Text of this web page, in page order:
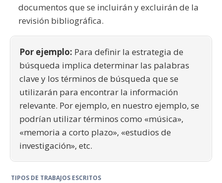
documentos que se incluirán y excluirán de la
revisión bibliográfica.
Por ejemplo: Para definir la estrategia de
búsqueda implica determinar las palabras
clave y los términos de búsqueda que se
utilizarán para encontrar la información
relevante. Por ejemplo, en nuestro ejemplo, se
podrían utilizar términos como «música»,
«memoria a corto plazo», «estudios de
investigación», etc.
TIPOS DE TRABAJOS ESCRITOS